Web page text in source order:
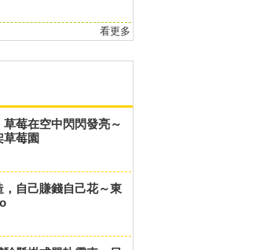
看更多
莓在空中閃閃發亮～
草莓園
自己賺錢自己花～東